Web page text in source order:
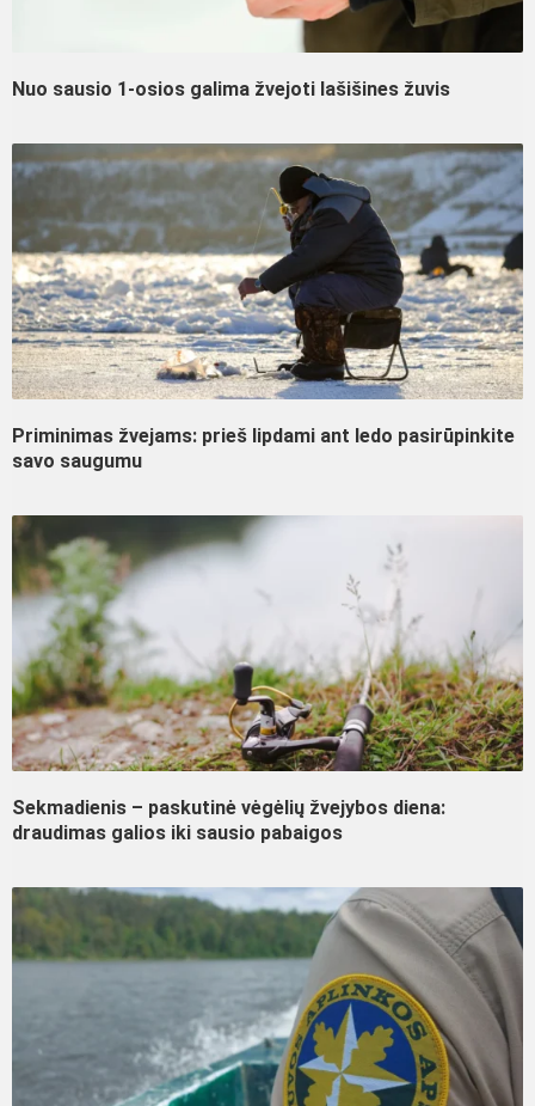
Nuo sausio 1-osios galima žvejoti lašišines žuvis
Priminimas žvejams: prieš lipdami ant ledo pasirūpinkite
savo saugumu
Sekmadienis – paskutinė vėgėlių žvejybos diena:
draudimas galios iki sausio pabaigos